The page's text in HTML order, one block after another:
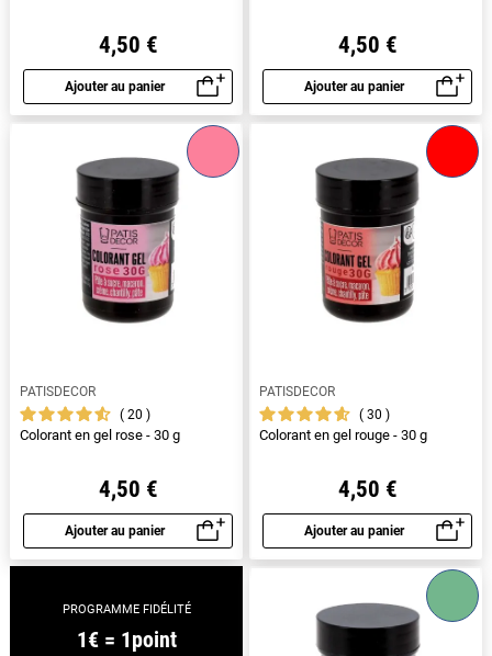
4,50 €
Ajouter au panier
Aperçu rapide
4,50 €
Ajouter au panier
Aperçu rapide
PATISDECOR
20
Colorant en gel rose - 30 g
4,50 €
Ajouter au panier
Aperçu rapide
PATISDECOR
30
Colorant en gel rouge - 30 g
4,50 €
Ajouter au panier
Aperçu rapide
PROGRAMME FIDÉLITÉ
1€ = 1point